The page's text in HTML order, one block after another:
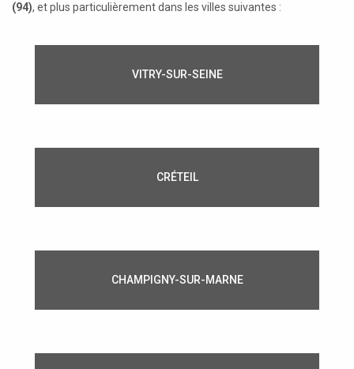
(94), et plus particulièrement dans les villes suivantes :
VITRY-SUR-SEINE
CRÉTEIL
CHAMPIGNY-SUR-MARNE